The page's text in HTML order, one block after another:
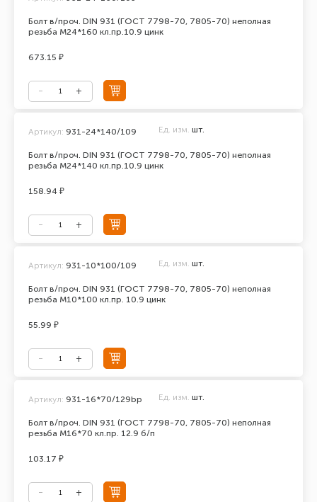
Болт в/проч. DIN 931 (ГОСТ 7798-70, 7805-70) неполная
резьба М24*160 кл.пр.10.9 цинк
673.15 ₽
Болт в/проч. DIN 931 (ГОСТ 7798-70, 7805-70) неполная
резьба М24*140 кл.пр.10.9 цинк
Артикул: 931-24*140/109 Ед. изм. шт.
158.94 ₽
Болт в/проч. DIN 931 (ГОСТ 7798-70, 7805-70) неполная
резьба М10*100 кл.пр. 10.9 цинк
Артикул: 931-10*100/109 Ед. изм. шт.
55.99 ₽
Болт в/проч. DIN 931 (ГОСТ 7798-70, 7805-70) неполная
резьба М16*70 кл.пр. 12.9 б/п
Артикул: 931-16*70/129bp Ед. изм. шт.
103.17 ₽